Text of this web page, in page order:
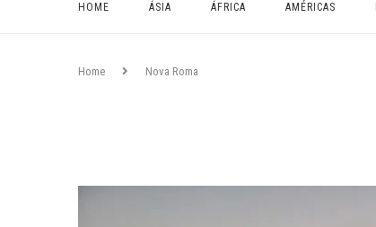
HOME ÁSIA ÁFRICA AMÉRICAS
Home Nova Roma